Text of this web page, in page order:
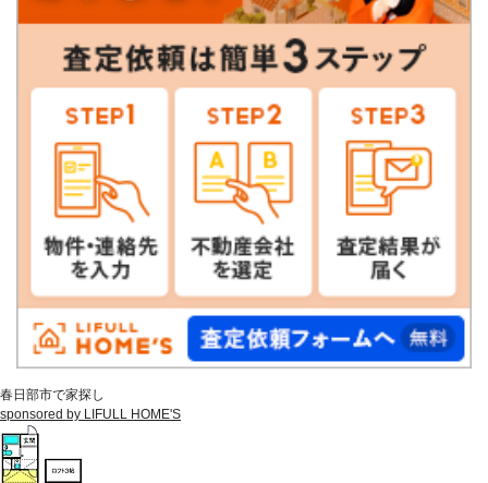
春日部市で家探し
sponsored by LIFULL HOME'S